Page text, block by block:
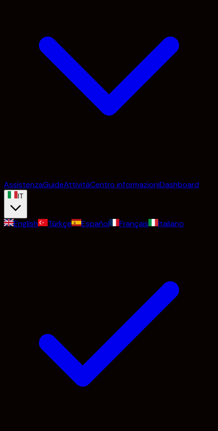
AssistenzaGuideAttivitàCentro informazioniDashboard
IT
English Türkçe Español Français Italiano